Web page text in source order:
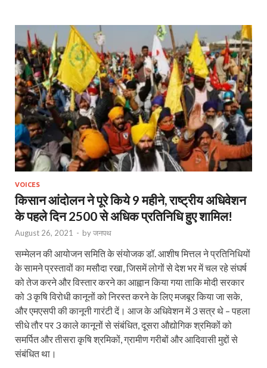
VOICES
किसान आंदोलन ने पूरे किये 9 महीने, राष्ट्रीय अधिवेशन
के पहले दिन 2500 से अधिक प्रतिनिधि हुए शामिल!
August 26, 2021 - byजनपथ
सम्मेलन की आयोजन समिति के संयोजक डॉ. आशीष मित्तल ने प्रतिनिधियों
के सामने प्रस्तावों का मसौदा रखा, जिसमें लोगों से देश भर में चल रहे संघर्ष
को तेज करने और विस्तार करने का आह्वान किया गया ताकि मोदी सरकार
को 3 कृषि विरोधी कानूनों को निरस्त करने के लिए मजबूर किया जा सके,
और एमएसपी की कानूनी गारंटी दें। आज के अधिवेशन में 3 सत्र थे – पहला
सीधे तौर पर 3 काले कानूनों से संबंधित, दूसरा औद्योगिक श्रमिकों को
समर्पित और तीसरा कृषि श्रमिकों, ग्रामीण गरीबों और आदिवासी मुद्दों से
संबंधित था।